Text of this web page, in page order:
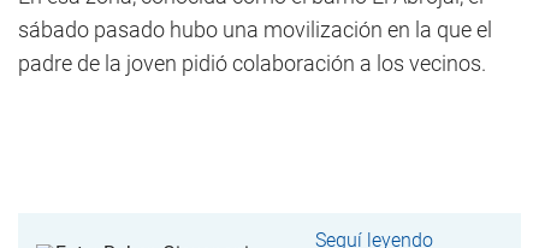
sábado pasado hubo una movilización en la que el
padre de la joven pidió colaboración a los vecinos.
Seguí leyendo